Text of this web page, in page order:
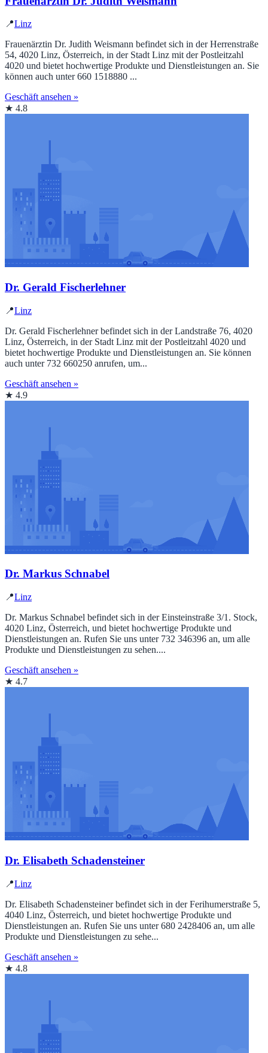
📍Linz
Frauenärztin Dr. Judith Weismann befindet sich in der Herrenstraße
54, 4020 Linz, Österreich, in der Stadt Linz mit der Postleitzahl
4020 und bietet hochwertige Produkte und Dienstleistungen an. Sie
können auch unter 660 1518880 ...
Geschäft ansehen »
★ 4.8
Dr. Gerald Fischerlehner
📍Linz
Dr. Gerald Fischerlehner befindet sich in der Landstraße 76, 4020
Linz, Österreich, in der Stadt Linz mit der Postleitzahl 4020 und
bietet hochwertige Produkte und Dienstleistungen an. Sie können
auch unter 732 660250 anrufen, um...
Geschäft ansehen »
★ 4.9
Dr. Markus Schnabel
📍Linz
Dr. Markus Schnabel befindet sich in der Einsteinstraße 3/1. Stock,
4020 Linz, Österreich, und bietet hochwertige Produkte und
Dienstleistungen an. Rufen Sie uns unter 732 346396 an, um alle
Produkte und Dienstleistungen zu sehen....
Geschäft ansehen »
★ 4.7
Dr. Elisabeth Schadensteiner
📍Linz
Dr. Elisabeth Schadensteiner befindet sich in der Ferihumerstraße 5,
4040 Linz, Österreich, und bietet hochwertige Produkte und
Dienstleistungen an. Rufen Sie uns unter 680 2428406 an, um alle
Produkte und Dienstleistungen zu sehe...
Geschäft ansehen »
★ 4.8